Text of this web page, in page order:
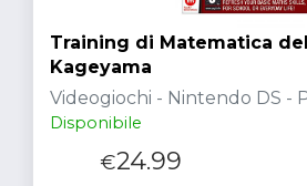
Training di Matematica
Kageyama
Videogiochi - Nintendo DS -
Disponibile
€24.99